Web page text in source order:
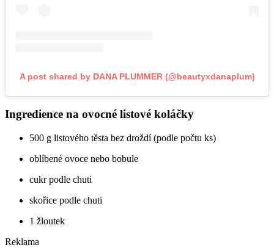
A post shared by DANA PLUMMER (@beautyxdanaplum)
Ingredience na ovocné listové koláčky
500 g listového těsta bez droždí (podle počtu ks)
oblíbené ovoce nebo bobule
cukr podle chuti
skořice podle chuti
1 žloutek
Reklama